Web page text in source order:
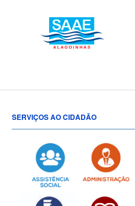
SERVIÇOS AO CIDADÃO